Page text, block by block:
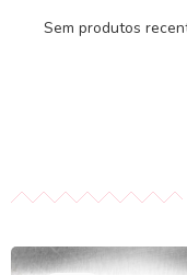
Sem produtos